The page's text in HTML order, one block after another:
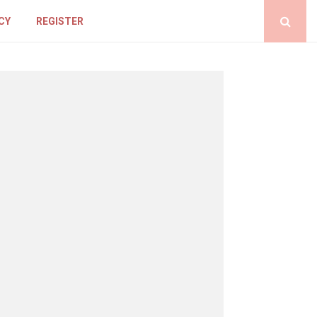
REGISTER